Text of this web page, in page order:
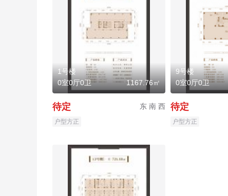
1号楼
0室0厅0卫
1167.76㎡
待定 东 南 西
户型方正
9号楼
0室0厅0卫
待定
户型方正